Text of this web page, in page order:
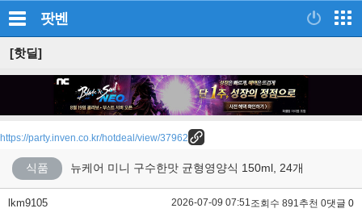
팟벤
[핫딜]
https://party.inven.co.kr/hotdeal/view/37962
식품 뉴케어 미니 구수한맛 균형영양식 150ml, 24개
lkm9105 2026-07-09 07:51조회수 891추천 0댓글 0